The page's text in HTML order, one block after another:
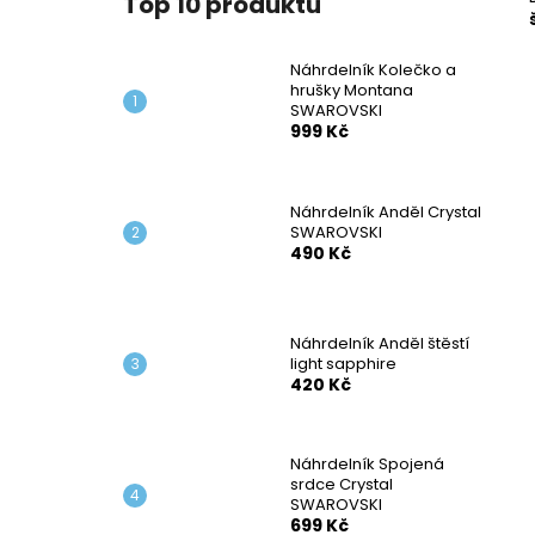
Náhrdelník Kolečko a
hrušky Montana
SWAROVSKI
999 Kč
Náhrdelník Anděl Crystal
SWAROVSKI
490 Kč
Náhrdelník Anděl štěstí
light sapphire
420 Kč
Náhrdelník Spojená
srdce Crystal
SWAROVSKI
699 Kč
NÁHRDELNÍK KOLEČKO A HRUŠKY
MONTANA SWAROVSKI